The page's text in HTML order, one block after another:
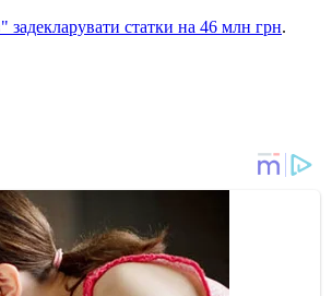
задекларувати статки на 46 млн грн.